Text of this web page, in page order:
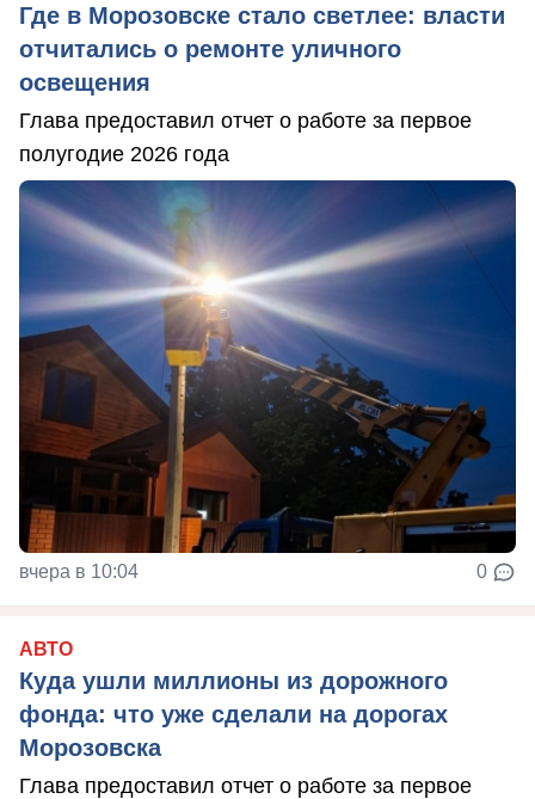
Где в Морозовске стало светлее: власти
отчитались о ремонте уличного
освещения
Глава предоставил отчет о работе за первое
полугодие 2026 года
вчера в 10:04 0
АВТО
Куда ушли миллионы из дорожного
фонда: что уже сделали на дорогах
Морозовска
Глава предоставил отчет о работе за первое